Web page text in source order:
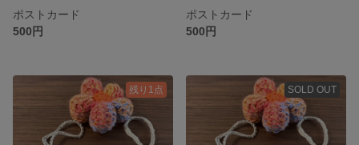
ポストカード
500円
ポストカード
500円
残り1点 SOLD OUT